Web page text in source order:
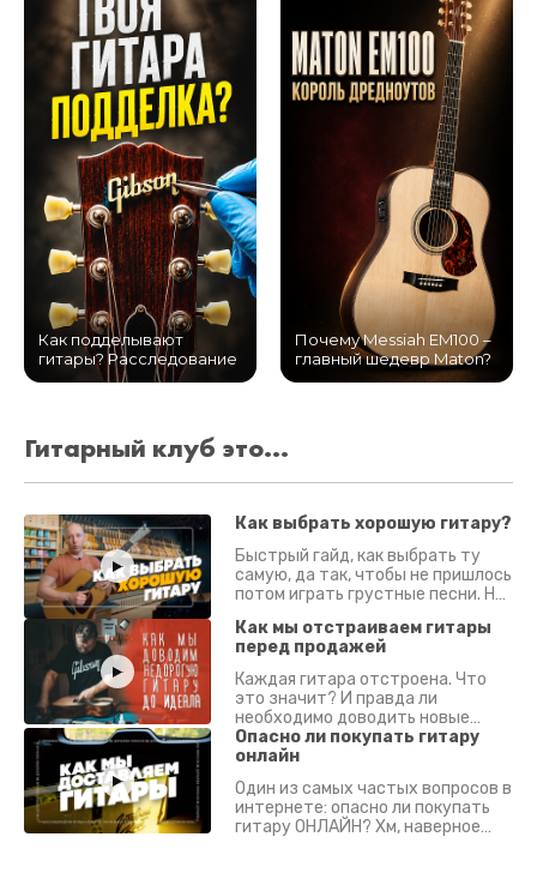
Как подделывают
гитары? Расследование
Почему Messiah EM100 –
главный шедевр Maton?
Гитарный клуб это...
Как выбрать хорошую гитару?
Быстрый гайд, как выбрать ту
самую, да так, чтобы не пришлось
потом играть грустные песни. На
Как мы отстраиваем гитары
перед продажей
Каждая гитара отстроена. Что
это значит? И правда ли
необходимо доводить новые
гитары? Если кратко - да.
Подробно - в видео :)
Опасно ли покупать гитару
онлайн
Один из самых частых вопросов в
интернете: опасно ли покупать
гитару ОНЛАЙН? Хм, наверное